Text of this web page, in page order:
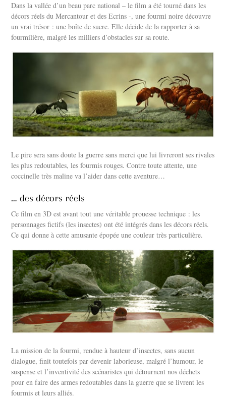
Dans la vallée d’un beau parc national – le film a été tourné dans les
décors réels du Mercantour et des Ecrins -, une fourmi noire découvre
un vrai trésor : une boîte de sucre. Elle décide de la rapporter à sa
fourmilière, malgré les milliers d’obstacles sur sa route.
Le pire sera sans doute la guerre sans merci que lui livreront ses rivales
les plus redoutables, les fourmis rouges. Contre toute attente, une
coccinelle très maline va l’aider dans cette aventure…
… des décors réels
Ce film en 3D est avant tout une véritable prouesse technique : les
personnages fictifs (les insectes) ont été intégrés dans les décors réels.
Ce qui donne à cette amusante épopée une couleur très particulière.
La mission de la fourmi, rendue à hauteur d’insectes, sans aucun
dialogue, finit toutefois par devenir laborieuse, malgré l’humour, le
suspense et l’inventivité des scénaristes qui détournent nos déchets
pour en faire des armes redoutables dans la guerre que se livrent les
fourmis et leurs alliés.